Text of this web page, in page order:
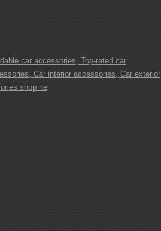
car accessories, Top-rated car
Car interior accessories, Car exterior
shop ne